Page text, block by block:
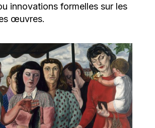
innovations formelles sur les
œuvres.